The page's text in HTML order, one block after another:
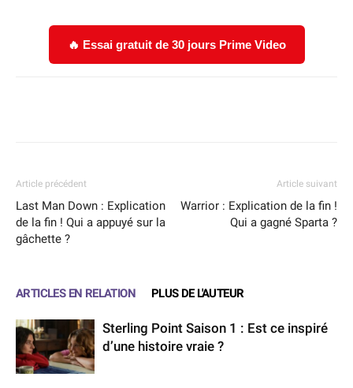
🔥 Essai gratuit de 30 jours Prime Video
Article précédent
Last Man Down : Explication
de la fin ! Qui a appuyé sur la
gâchette ?
Article suivant
Warrior : Explication de la fin !
Qui a gagné Sparta ?
ARTICLES EN RELATION PLUS DE L'AUTEUR
Sterling Point Saison 1 : Est ce inspiré
d’une histoire vraie ?